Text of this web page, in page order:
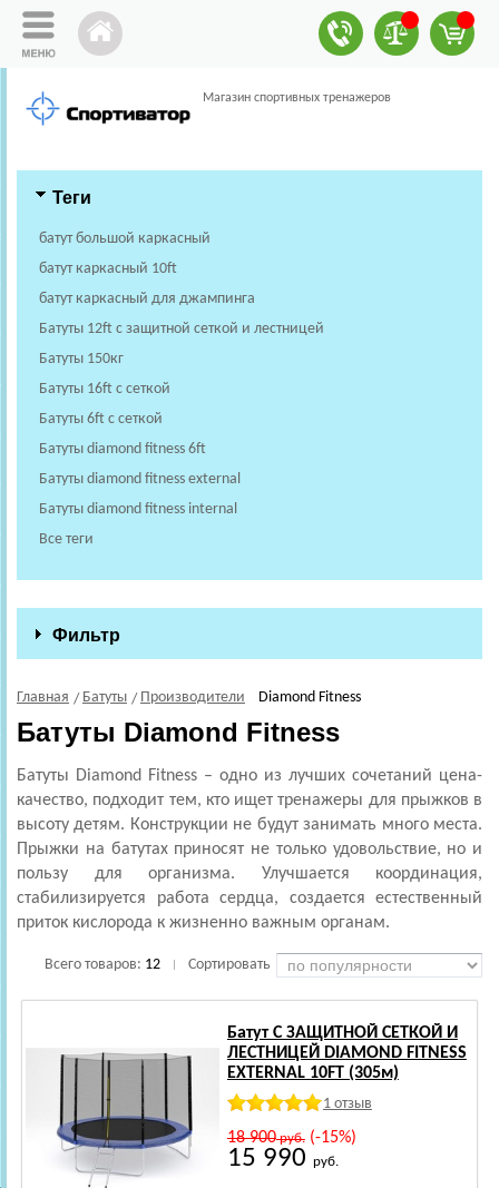
Магазин спортивных тренажеров
Теги
батут большой каркасный
батут каркасный 10ft
батут каркасный для джампинга
Батуты 12ft с защитной сеткой и лестницей
Батуты 150кг
Батуты 16ft с сеткой
Батуты 6ft с сеткой
Батуты diamond fitness 6ft
Батуты diamond fitness external
Батуты diamond fitness internal
Все теги
Фильтр
Главная Батуты Производители Diamond Fitness
Батуты Diamond Fitness
Батуты Diamond Fitness – одно из лучших сочетаний цена-
качество, подходит тем, кто ищет тренажеры для прыжков в
высоту детям. Конструкции не будут занимать много места.
Прыжки на батутах приносят не только удовольствие, но и
пользу для организма. Улучшается координация,
стабилизируется работа сердца, создается естественный
приток кислорода к жизненно важным органам.
Всего товаров: 12 Сортировать
Батут С ЗАЩИТНОЙ СЕТКОЙ И
ЛЕСТНИЦЕЙ DIAMOND FITNESS
EXTERNAL 10FT (305м)
1 отзыв
18 900руб.(-15%)
15 990 руб.